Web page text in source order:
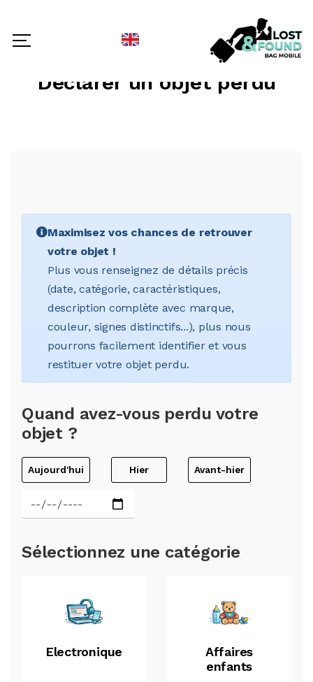
SELECT LANGUAGE▼
Déclarer un objet perdu
Maximisez vos chances de retrouver
votre objet !
Plus vous renseignez de détails précis
(date, catégorie, caractéristiques,
description complète avec marque,
couleur, signes distinctifs...), plus nous
pourrons facilement identifier et vous
restituer votre objet perdu.
Quand avez-vous perdu votre
objet ?
Aujourd'hui Hier Avant-hier
Sélectionnez une catégorie
Electronique
Affaires
enfants